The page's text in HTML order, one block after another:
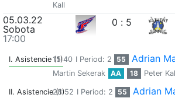
Kall
05.03.22
Sobota
17:00
0 : 5
I. Asistencie (1)15:40 I Period: 2 55 Adrian
Martin Sekerak
AA 18 Peter
II. Asistencie (1)
28:52 I Period: 2 55 Adrian